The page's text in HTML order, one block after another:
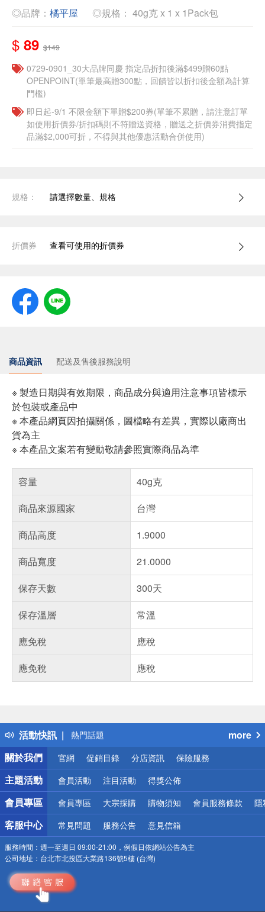
◎品牌： 橘平屋 ◎規格： 40g克 x 1 x 1Pack包
$ 89 $149
0729-0901_30大品牌同慶 指定品折扣後滿$499贈60點
OPENPOINT(單筆最高贈300點，回饋皆以折扣後金額為計算
門檻)
即日起-9/1 不限金額下單贈$200券(單筆不累贈，請注意訂單
如使用折價券/折扣碼則不符贈送資格，贈送之折價券消費指定
品滿$2,000可折，不得與其他優惠活動合併使用)
規格： 請選擇數量、規格
折價券 查看可使用的折價券
商品資訊 配送及售後服務說明
※ 製造日期與有效期限，商品成分與適用注意事項皆標示
於包裝或產品中
※ 本產品網頁因拍攝關係，圖檔略有差異，實際以廠商出
貨為主
※ 本產品文案若有變動敬請參照實際商品為準
容量
40g克
商品來源國家
台灣
商品高度
1.9000
商品寬度
21.0000
保存天數
300天
保存溫層
常溫
應免稅
應稅
應免稅
應稅
活動快訊
得獎公告
熱門話題
銀行優惠
偏遠地區配送
詐騙網頁！請小心！
more
關於我們
官網 促銷目錄 分店資訊 保險服務
主題活動 會員活動 注目活動 得獎公佈
會員專區 會員專區 大宗採購 購物須知 會員服務條款 隱
客服中心 常見問題 服務公告 意見信箱
服務時間： 週一至週日 09:00-21:00，例假日依網站公告為主
公司地址： 台北市北投區大業路136號5樓 (台灣)